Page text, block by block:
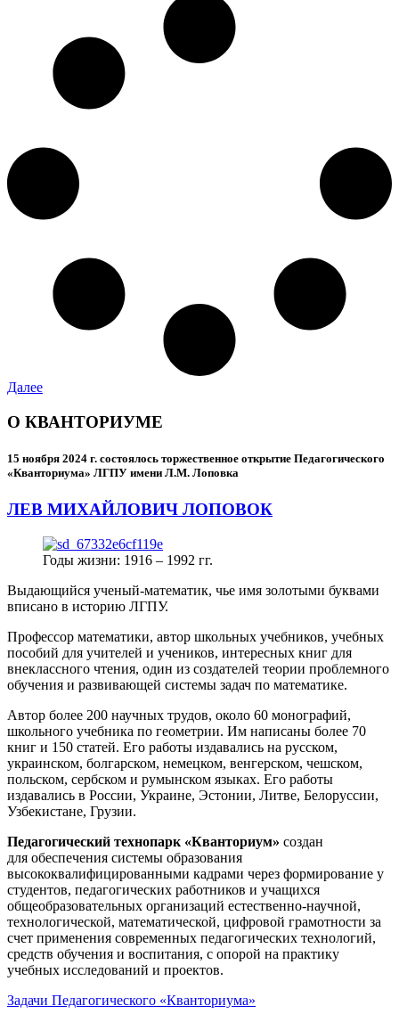
Далее
О КВАНТОРИУМЕ
15 ноября 2024 г. состоялось торжественное открытие Педагогического
«Кванториума» ЛГПУ имени Л.М. Лоповка
ЛЕВ МИХАЙЛОВИЧ ЛОПОВОК
Годы жизни: 1916 – 1992 гг.
Выдающийся ученый-математик, чье имя золотыми буквами
вписано в историю ЛГПУ.
Профессор математики, автор школьных учебников, учебных
пособий для учителей и учеников, интересных книг для
внеклассного чтения, один из создателей теории проблемного
обучения и развивающей системы задач по математике.
Автор более 200 научных трудов, около 60 монографий,
школьного учебника по геометрии. Им написаны более 70
книг и 150 статей. Его работы издавались на русском,
украинском, болгарском, немецком, венгерском, чешском,
польском, сербском и румынском языках. Его работы
издавались в России, Украине, Эстонии, Литве, Белоруссии,
Узбекистане, Грузии.
Педагогический технопарк «Кванториум» создан
для обеспечения системы образования
высококвалифицированными кадрами через формирование у
студентов, педагогических работников и учащихся
общеобразовательных организаций естественно-научной,
технологической, математической, цифровой грамотности за
счет применения современных педагогических технологий,
средств обучения и воспитания, с опорой на практику
учебных исследований и проектов.
Задачи Педагогического «Кванториума»